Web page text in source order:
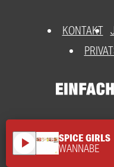
KONTAKT
play_arrow SPICE GIRLS
WANNABE